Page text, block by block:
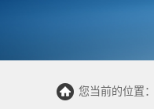
您当前的位置：